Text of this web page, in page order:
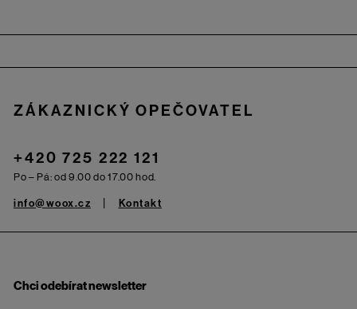
ZÁKAZNICKÝ OPEČOVATEL
+420 725 222 121
Po – Pá: od 9.00 do 17.00 hod.
info@woox.cz Kontakt
Chci odebírat newsletter